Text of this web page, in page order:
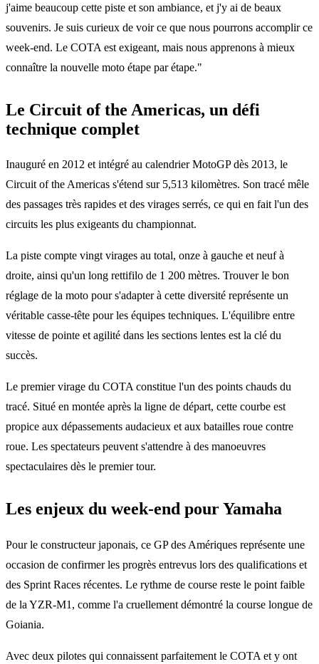
j'aime beaucoup cette piste et son ambiance, et j'y ai de beaux
souvenirs. Je suis curieux de voir ce que nous pourrons accomplir ce
week-end. Le COTA est exigeant, mais nous apprenons à mieux
connaître la nouvelle moto étape par étape."
Le Circuit of the Americas, un défi
technique complet
Inauguré en 2012 et intégré au calendrier MotoGP dès 2013, le
Circuit of the Americas s'étend sur 5,513 kilomètres. Son tracé mêle
des passages très rapides et des virages serrés, ce qui en fait l'un des
circuits les plus exigeants du championnat.
La piste compte vingt virages au total, onze à gauche et neuf à
droite, ainsi qu'un long rettifilo de 1 200 mètres. Trouver le bon
réglage de la moto pour s'adapter à cette diversité représente un
véritable casse-tête pour les équipes techniques. L'équilibre entre
vitesse de pointe et agilité dans les sections lentes est la clé du
succès.
Le premier virage du COTA constitue l'un des points chauds du
tracé. Situé en montée après la ligne de départ, cette courbe est
propice aux dépassements audacieux et aux batailles roue contre
roue. Les spectateurs peuvent s'attendre à des manoeuvres
spectaculaires dès le premier tour.
Les enjeux du week-end pour Yamaha
Pour le constructeur japonais, ce GP des Amériques représente une
occasion de confirmer les progrès entrevus lors des qualifications et
des Sprint Races récentes. Le rythme de course reste le point faible
de la YZR-M1, comme l'a cruellement démontré la course longue de
Goiania.
Avec deux pilotes qui connaissent parfaitement le COTA et y ont